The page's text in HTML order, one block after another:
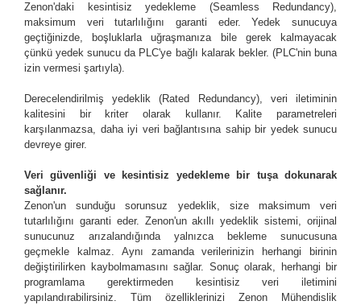
Zenon'daki kesintisiz yedekleme (Seamless Redundancy),
maksimum veri tutarlılığını garanti eder. Yedek sunucuya
geçtiğinizde, boşluklarla uğraşmanıza bile gerek kalmayacak
çünkü yedek sunucu da PLC'ye bağlı kalarak bekler. (PLC'nin buna
izin vermesi şartıyla).
Derecelendirilmiş yedeklik (Rated Redundancy), veri iletiminin
kalitesini bir kriter olarak kullanır. Kalite parametreleri
karşılanmazsa, daha iyi veri bağlantısına sahip bir yedek sunucu
devreye girer.
Veri güvenliği ve kesintisiz yedekleme bir tuşa dokunarak
sağlanır.
Zenon'un sunduğu sorunsuz yedeklik, size maksimum veri
tutarlılığını garanti eder. Zenon'un akıllı yedeklik sistemi, orijinal
sunucunuz arızalandığında yalnızca bekleme sunucusuna
geçmekle kalmaz. Aynı zamanda verilerinizin herhangi birinin
değiştirilirken kaybolmamasını sağlar. Sonuç olarak, herhangi bir
programlama gerektirmeden kesintisiz veri iletimini
yapılandırabilirsiniz. Tüm özelliklerinizi Zenon Mühendislik